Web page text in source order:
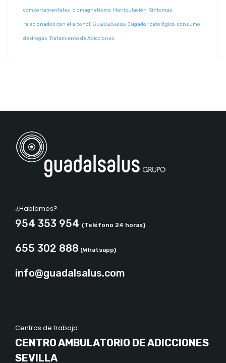
comportamentales biomagnetismo Manipulación Síntomas
relacionados con el alcohol Guadalsalus Jugador patológico consumo
de drogas Tratamiento de Adicciones
¿Hablamos?
954 353 954 (Teléfono 24 horas)
655 302 888 (Whatsapp)
info@guadalsalus.com
Centros de trabajo:
CENTRO AMBULATORIO DE ADICCIONES
SEVILLA